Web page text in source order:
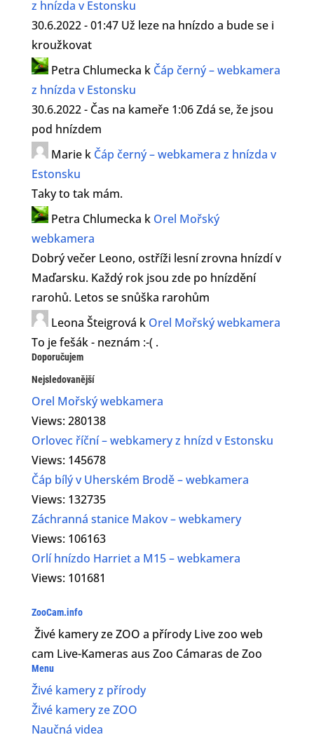
z hnízda v Estonsku
30.6.2022 - 01:47 Už leze na hnízdo a bude se i
kroužkovat
Petra Chlumecka k Čáp černý – webkamera
z hnízda v Estonsku
30.6.2022 - Čas na kameře 1:06 Zdá se, že jsou
pod hnízdem
Mariek Čáp černý – webkamera z hnízda v
Estonsku
Taky to tak mám.
Petra Chlumecka k Orel Mořský
webkamera
Dobrý večer Leono, ostříži lesní zrovna hnízdí v
Maďarsku. Každý rok jsou zde po hnízdění
rarohů. Letos se snůška rarohům
Leona Šteigrová k Orel Mořský webkamera
To je fešák - neznám :-( .
Doporučujem
Nejsledovanější
Orel Mořský webkamera
Views: 280138
Orlovec říční – webkamery z hnízd v Estonsku
Views: 145678
Čáp bílý v Uherském Brodě – webkamera
Views: 132735
Záchranná stanice Makov – webkamery
Views: 106163
Orlí hnízdo Harriet a M15 – webkamera
Views: 101681
ZooCam.info
Živé kamery ze ZOO a přírody Live zoo web
cam Live-Kameras aus Zoo Cámaras de Zoo
Menu
Živé kamery z přírody
Živé kamery ze ZOO
Naučná videa